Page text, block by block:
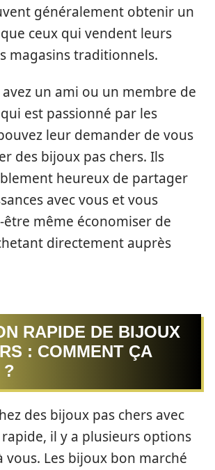
généralement obtenir un
ceux qui vendent leurs
magasins traditionnels.
avez un ami ou un membre de
est passionné par les
leur demander de vous
des bijoux pas chers. Ils
heureux de partager
avec vous et vous
même économiser de
directement auprès
RAPIDE DE BIJOUX
: COMMENT ÇA
?
des bijoux pas chers avec
il y a plusieurs options
vous. Les bijoux bon marché